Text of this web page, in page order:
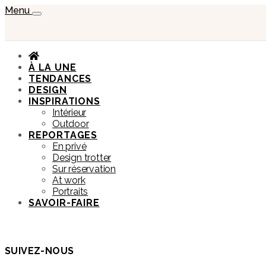
Menu
À LA UNE
TENDANCES
DESIGN
INSPIRATIONS
Intérieur
Outdoor
REPORTAGES
En privé
Design trotter
Sur réservation
At work
Portraits
SAVOIR-FAIRE
SUIVEZ-NOUS